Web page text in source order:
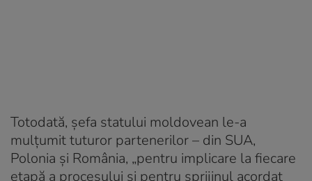
Totodată, șefa statului moldovean le-a
mulțumit tuturor partenerilor – din SUA,
Polonia și România, „pentru implicare la fiecare
etapă a procesului și pentru sprijinul acordat